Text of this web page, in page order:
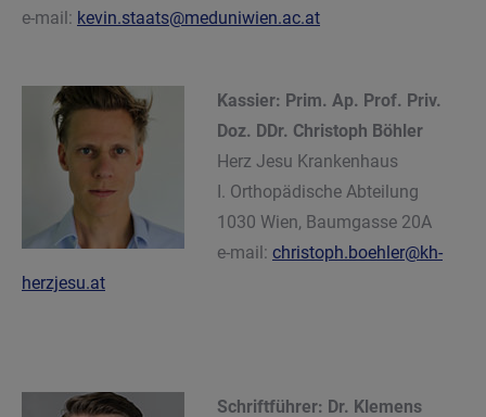
e-mail: kevin.staats@meduniwien.ac.at
Kassier: Prim. Ap. Prof. Priv.
Doz. DDr. Christoph Böhler
Herz Jesu Krankenhaus
I. Orthopädische Abteilung
1030 Wien, Baumgasse 20A
e-mail: christoph.boehler@kh-
herzjesu.at
Schriftführer: Dr. Klemens